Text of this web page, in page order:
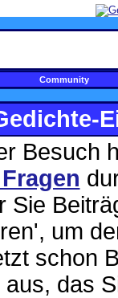
Community
Besuch
Sie
um
schon
das